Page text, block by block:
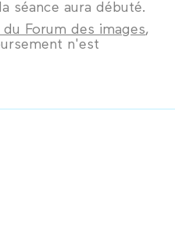
séance aura débuté.
du Forum des images,
n'est